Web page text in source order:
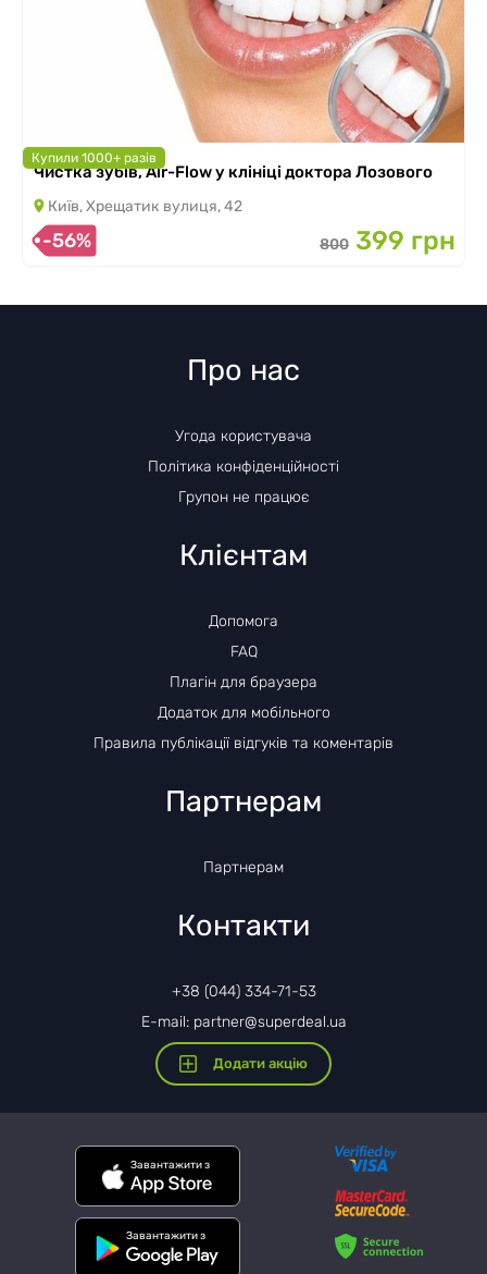
Купили 1000+ разів
Чистка зубів, Air-Flow у клініці доктора Лозового
Київ, Хрещатик вулиця, 42
-56% 800 399 грн
Про нас
Угода користувача
Політика конфіденційності
Групон не працює
Клієнтам
Допомога
FAQ
Плагін для браузера
Додаток для мобільного
Правила публікації відгуків та коментарів
Партнерам
Партнерам
Контакти
+38 (044) 334-71-53
E-mail: partner@superdeal.ua
Додати акцію
Завантажити з
Завантажити з